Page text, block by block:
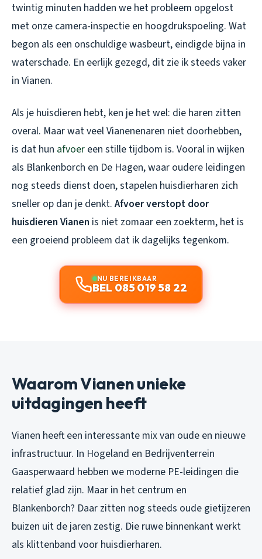
twintig minuten hadden we het probleem opgelost
met onze camera-inspectie en hoogdrukspoeling. Wat
begon als een onschuldige wasbeurt, eindigde bijna in
waterschade. En eerlijk gezegd, dit zie ik steeds vaker
in Vianen.
Als je huisdieren hebt, ken je het wel: die haren zitten
overal. Maar wat veel Vianenenaren niet doorhebben,
is dat hun afvoer een stille tijdbom is. Vooral in wijken
als Blankenborch en De Hagen, waar oudere leidingen
nog steeds dienst doen, stapelen huisdierharen zich
sneller op dan je denkt. Afvoer verstopt door
huisdieren Vianen is niet zomaar een zoekterm, het is
een groeiend probleem dat ik dagelijks tegenkom.
NU BEREIKBAAR
BEL 085 019 58 22
Waarom Vianen unieke
uitdagingen heeft
Vianen heeft een interessante mix van oude en nieuwe
infrastructuur. In Hogeland en Bedrijventerrein
Gaasperwaard hebben we moderne PE-leidingen die
relatief glad zijn. Maar in het centrum en
Blankenborch? Daar zitten nog steeds oude gietijzeren
buizen uit de jaren zestig. Die ruwe binnenkant werkt
als klittenband voor huisdierharen.